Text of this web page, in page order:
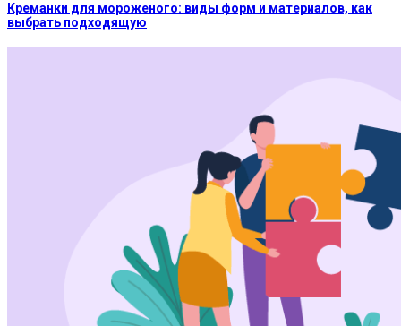
Креманки для мороженого: виды форм и материалов, как
выбрать подходящую